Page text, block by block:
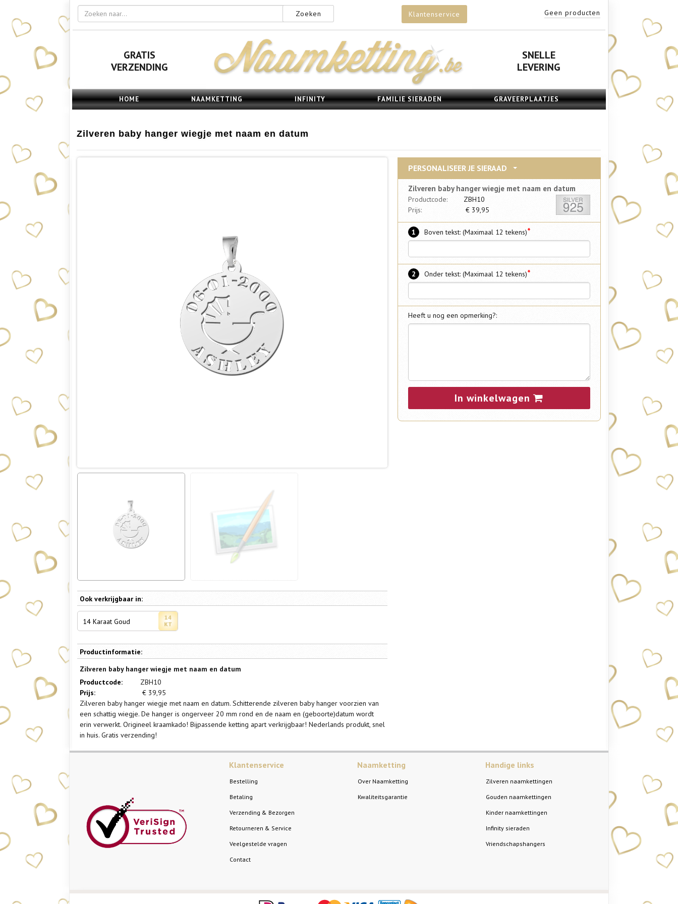
Zoeken Klantenservice Geen producten
GRATIS
VERZENDING
SNELLE
LEVERING
HOME NAAMKETTING INFINITY FAMILIE SIERADEN GRAVEERPLAATJES
Zilveren baby hanger wiegje met naam en datum
PERSONALISEER JE SIERAAD
Zilveren baby hanger wiegje met naam en datum
Productcode:
ZBH10
Prijs:
€39,95
1 Boven tekst: (Maximaal 12 tekens)*
2 Onder tekst: (Maximaal 12 tekens)*
Heeft u nog een opmerking?:
In winkelwagen
Ook verkrijgbaar in:
14 Karaat Goud
Productinformatie:
Zilveren baby hanger wiegje met naam en datum
Productcode:
ZBH10
Prijs:
€ 39,95
Zilveren baby hanger wiegje met naam en datum. Schitterende zilveren baby hanger voorzien van
een schattig wiegje. De hanger is ongerveer 20 mm rond en de naam en (geboorte)datum wordt
erin verwerkt. Origineel kraamkado! Bijpassende ketting apart verkrijgbaar! Nederlands produkt, snel
in huis. Gratis verzending!
Klantenservice
Bestelling
Betaling
Verzending & Bezorgen
Retourneren & Service
Veelgestelde vragen
Contact
Naamketting
Over Naamketting
Kwaliteitsgarantie
Handige links
Zilveren naamkettingen
Gouden naamkettingen
Kinder naamkettingen
Infinity sieraden
Vriendschapshangers